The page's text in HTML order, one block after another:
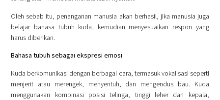
Oleh sebab itu, penanganan manusia akan berhasil, jika manusia juga
belajar bahasa tubuh kuda, kemudian menyesuaikan respon yang
harus diberikan.
Bahasa tubuh sebagai ekspresi emosi
Kuda berkomunikasi dengan berbagai cara, termasuk vokalisasi seperti
menjerit atau merengek, menyentuh, dan mengendus bau. Kuda
menggunakan kombinasi posisi telinga, tinggi leher dan kepala,